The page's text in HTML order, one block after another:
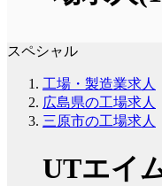
スペシャル
工場・製造業求人
広島県の工場求人
三原市の工場求人
UTエイ